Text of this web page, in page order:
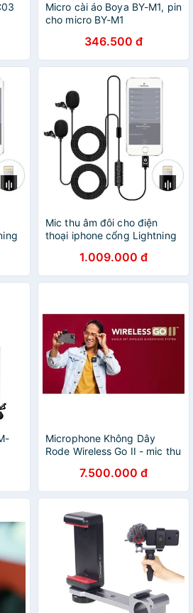
Micro cài áo Boya BY-M1, pin
cho micro BY-M1
346.500 đ
Mic thu âm đôi cho điện
thoại iphone cổng Lightning
1.009.000 đ
Microphone Không Dây
Rode Wireless Go II - mic thu
7.500.000 đ